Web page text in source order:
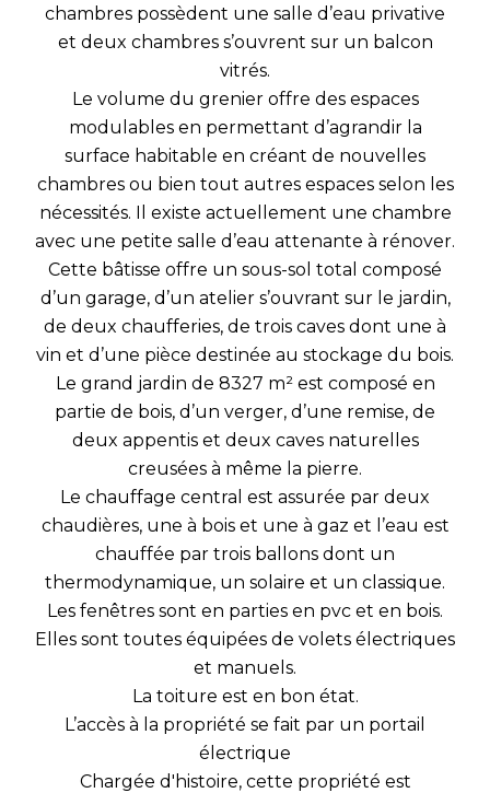
chambres possèdent une salle d’eau privative
et deux chambres s’ouvrent sur un balcon
vitrés.
Le volume du grenier offre des espaces
modulables en permettant d’agrandir la
surface habitable en créant de nouvelles
chambres ou bien tout autres espaces selon les
nécessités. Il existe actuellement une chambre
avec une petite salle d’eau attenante à rénover.
Cette bâtisse offre un sous-sol total composé
d’un garage, d’un atelier s’ouvrant sur le jardin,
de deux chaufferies, de trois caves dont une à
vin et d’une pièce destinée au stockage du bois.
Le grand jardin de 8327 m² est composé en
partie de bois, d’un verger, d’une remise, de
deux appentis et deux caves naturelles
creusées à même la pierre.
Le chauffage central est assurée par deux
chaudières, une à bois et une à gaz et l’eau est
chauffée par trois ballons dont un
thermodynamique, un solaire et un classique.
Les fenêtres sont en parties en pvc et en bois.
Elles sont toutes équipées de volets électriques
et manuels.
La toiture est en bon état.
L’accès à la propriété se fait par un portail
électrique
Chargée d'histoire, cette propriété est